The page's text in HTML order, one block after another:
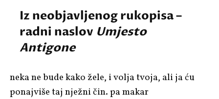
Iz neobjavljenog rukopisa –
radni naslov Umjesto
Antigone
neka ne bude kako žele, i volja tvoja, ali ja ću
ponajviše taj nježni čin. pa makar